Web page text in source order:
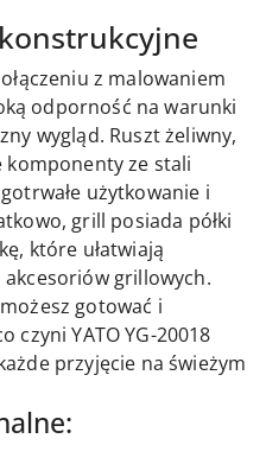
z malowaniem
odporność na warunki
wygląd. Ruszt żeliwny,
komponenty ze stali
użytkowanie i
grill posiada półki
które ułatwiają
grillowych.
gotować i
czyni YATO YG-20018
przyjęcie na świeżym